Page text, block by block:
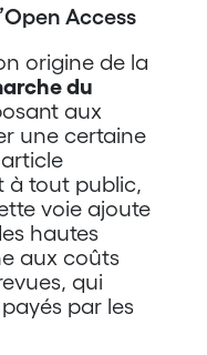
Access
origine de la
du
aux
une certaine
à tout public,
voie ajoute
hautes
aux coûts
qui
par les